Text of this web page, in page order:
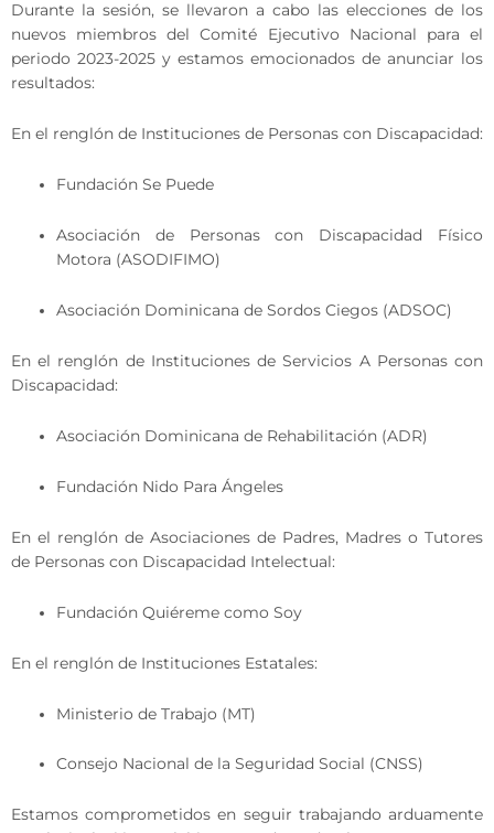
Durante la sesión, se llevaron a cabo las elecciones de los
nuevos miembros del Comité Ejecutivo Nacional para el
periodo 2023-2025 y estamos emocionados de anunciar los
resultados:
En el renglón de Instituciones de Personas con Discapacidad:
Fundación Se Puede
Asociación de Personas con Discapacidad Físico
Motora (ASODIFIMO)
Asociación Dominicana de Sordos Ciegos (ADSOC)
En el renglón de Instituciones de Servicios A Personas con
Discapacidad:
Asociación Dominicana de Rehabilitación (ADR)
Fundación Nido Para Ángeles
En el renglón de Asociaciones de Padres, Madres o Tutores
de Personas con Discapacidad Intelectual:
Fundación Quiéreme como Soy
En el renglón de Instituciones Estatales:
Ministerio de Trabajo (MT)
Consejo Nacional de la Seguridad Social (CNSS)
Estamos comprometidos en seguir trabajando arduamente